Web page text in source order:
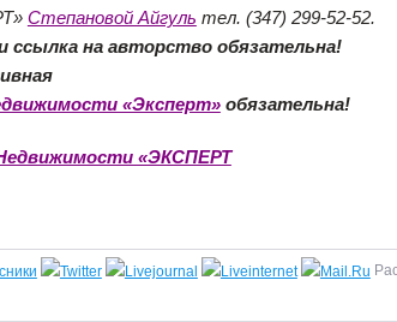
Степановой Айгуль тел. (347) 299-52-52.
на авторство обязательна!
«Эксперт»обязательна!
«ЭКСПЕРТ